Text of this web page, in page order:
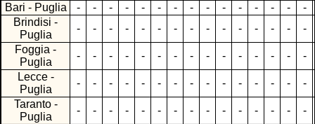
Bari - Puglia
- - - - - - - - - - - - - -
-
Brindisi -
Puglia
- - - - - - - - - - - - - -
-
Foggia -
Puglia
- - - - - - - - - - - - - -
-
Lecce -
Puglia
- - - - - - - - - - - - - -
-
Taranto -
Puglia
- - - - - - - - - - - - - -
-